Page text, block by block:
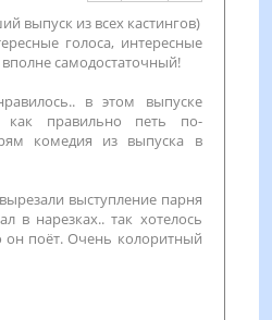
выпуск из всех кастингов)
голоса, интересные
самодостаточный!
в этом выпуске
как правильно петь по-
комедия из выпуска в
выступление парня
в нарезках.. так хотелось
он поёт. Очень колоритный